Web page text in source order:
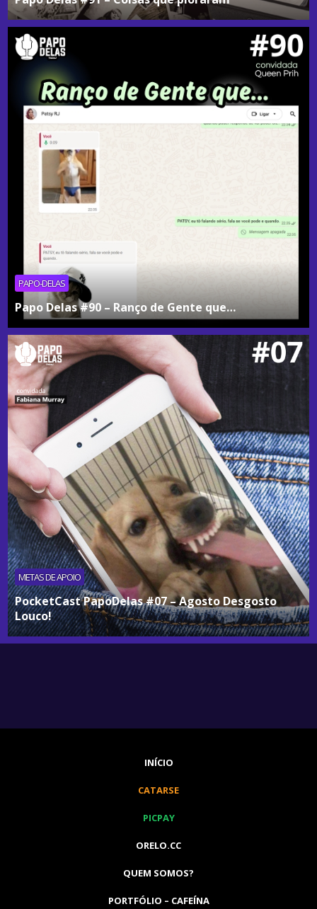
PAPO-DELAS
Papo Delas #90 – Ranço de Gente que…
METAS DE APOIO
PocketCast PapoDelas #07 – Agosto Desgosto
Louco!
INÍCIO
CATARSE
PICPAY
ORELO.CC
QUEM SOMOS?
PORTFÓLIO – CAFEÍNA